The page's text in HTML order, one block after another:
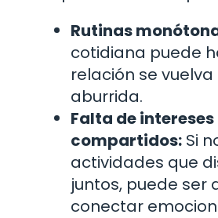
Rutinas
cotidiana puede
relación se
aburrida.
Falta de intereses
compartidos: Si
actividades que
juntos, puede ser
conectar